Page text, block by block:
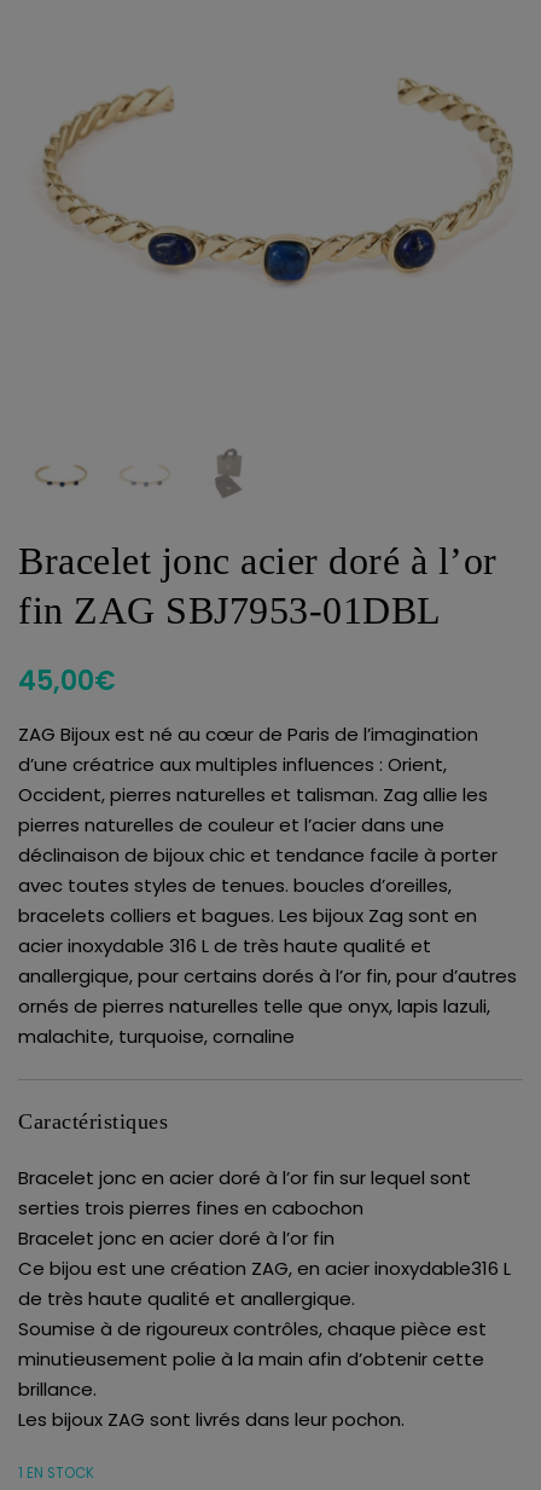
Bracelet jonc acier doré à l’or
fin ZAG SBJ7953-01DBL
45,00€
ZAG Bijoux est né au cœur de Paris de l’imagination
d’une créatrice aux multiples influences : Orient,
Occident, pierres naturelles et talisman. Zag allie les
pierres naturelles de couleur et l’acier dans une
déclinaison de bijoux chic et tendance facile à porter
avec toutes styles de tenues. boucles d’oreilles,
bracelets colliers et bagues. Les bijoux Zag sont en
acier inoxydable 316 L de très haute qualité et
anallergique, pour certains dorés à l’or fin, pour d’autres
ornés de pierres naturelles telle que onyx, lapis lazuli,
malachite, turquoise, cornaline
Caractéristiques
Bracelet jonc en acier doré à l’or fin sur lequel sont
serties trois pierres fines en cabochon
Bracelet jonc en acier doré à l’or fin
Ce bijou est une création ZAG, en acier inoxydable316 L
de très haute qualité et anallergique.
Soumise à de rigoureux contrôles, chaque pièce est
minutieusement polie à la main afin d’obtenir cette
brillance.
Les bijoux ZAG sont livrés dans leur pochon.
1 EN STOCK